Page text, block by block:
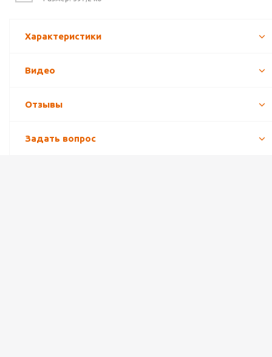
Характеристики
Видео
Отзывы
Задать вопрос